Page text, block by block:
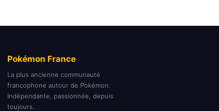
Pokémon France
La plus ancienne communauté
francophone autour de Pokémon.
Indépendante, passionnée, depuis
toujours.